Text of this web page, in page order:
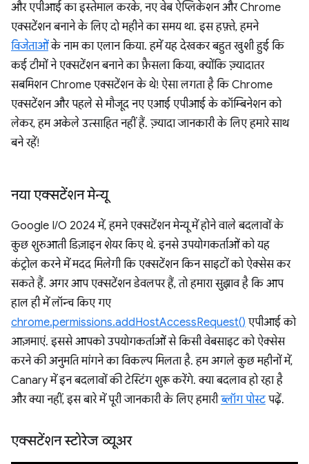
और एपीआई का इस्तेमाल करके, नए वेब ऐप्लिकेशन और Chrome
एक्सटेंशन बनाने के लिए दो महीने का समय था. इस हफ़्ते, हमने
विजेताओंके नाम का एलान किया. हमें यह देखकर बहुत खुशी हुई कि
कई टीमों ने एक्सटेंशन बनाने का फ़ैसला किया, क्योंकि ज़्यादातर
सबमिशन Chrome एक्सटेंशन के थे! ऐसा लगता है कि Chrome
एक्सटेंशन और पहले से मौजूद नए एआई एपीआई के कॉम्बिनेशन को
लेकर, हम अकेले उत्साहित नहीं हैं. ज़्यादा जानकारी के लिए हमारे साथ
बने रहें!
नया एक्सटेंशन मेन्यू
Google I/O 2024 में, हमने एक्सटेंशन मेन्यू में होने वाले बदलावों के
कुछ शुरुआती डिज़ाइन शेयर किए थे. इनसे उपयोगकर्ताओं को यह
कंट्रोल करने में मदद मिलेगी कि एक्सटेंशन किन साइटों को ऐक्सेस कर
सकते हैं. अगर आप एक्सटेंशन डेवलपर हैं, तो हमारा सुझाव है कि आप
हाल ही में लॉन्च किए गए
chrome.permissions.addHostAccessRequest() एपीआई को
आज़माएं. इससे आपको उपयोगकर्ताओं से किसी वेबसाइट को ऐक्सेस
करने की अनुमति मांगने का विकल्प मिलता है. हम अगले कुछ महीनों में,
Canary में इन बदलावों की टेस्टिंग शुरू करेंगे. क्या बदलाव हो रहा है
और क्या नहीं, इस बारे में पूरी जानकारी के लिए हमारीब्लॉग पोस्टपढ़ें.
एक्सटेंशन स्टोरेज व्यूअर